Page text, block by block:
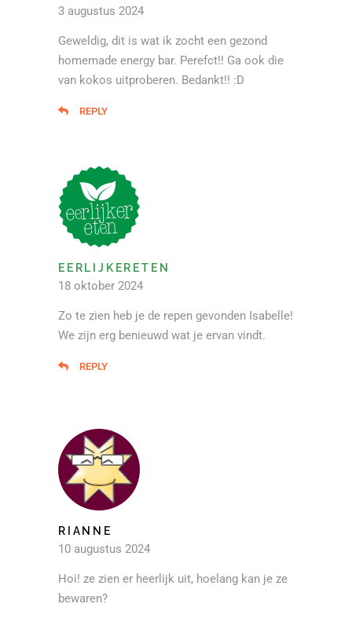
3 augustus 2024
Geweldig, dit is wat ik zocht een gezond
homemade energy bar. Perefct!! Ga ook die
van kokos uitproberen. Bedankt!! :D
REPLY
EERLIJKERETEN
18 oktober 2024
Zo te zien heb je de repen gevonden Isabelle!
We zijn erg benieuwd wat je ervan vindt.
REPLY
RIANNE
10 augustus 2024
Hoi! ze zien er heerlijk uit, hoelang kan je ze
bewaren?